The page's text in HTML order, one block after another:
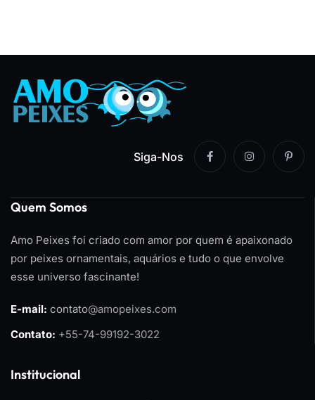
Siga-Nos
Quem Somos
Amo Peixes foi criado com amor por quem é apaixonado
por peixes ornamentais, aquários e tudo o que envolve
esse universo fascinante!
E-mail: contato@amopeixes.com
Contato: +55-74-99192-3022
Institucional